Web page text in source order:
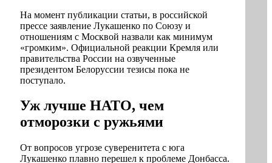
На момент публикации статьи, в российской
прессе заявление Лукашенко по Союзу и
отношениям с Москвой назвали как минимум
«громким». Официальной реакции Кремля или
правительства России на озвученные
президентом Белоруссии тезисы пока не
поступало.
Уж лучше НАТО, чем
отморозки с ружьями
От вопросов угрозе суверенитета с юга
Лукашенко плавно перешел к проблеме Донбасса.